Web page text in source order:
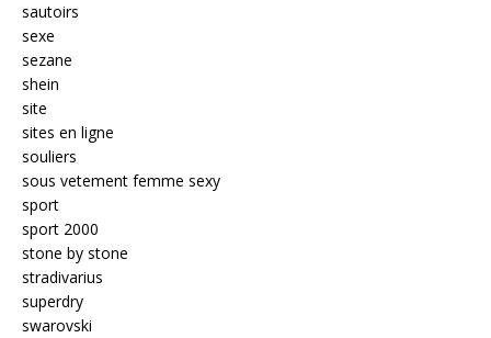
sautoirs
sexe
sezane
shein
site
sites en ligne
souliers
sous vetement femme sexy
sport
sport 2000
stone by stone
stradivarius
superdry
swarovski